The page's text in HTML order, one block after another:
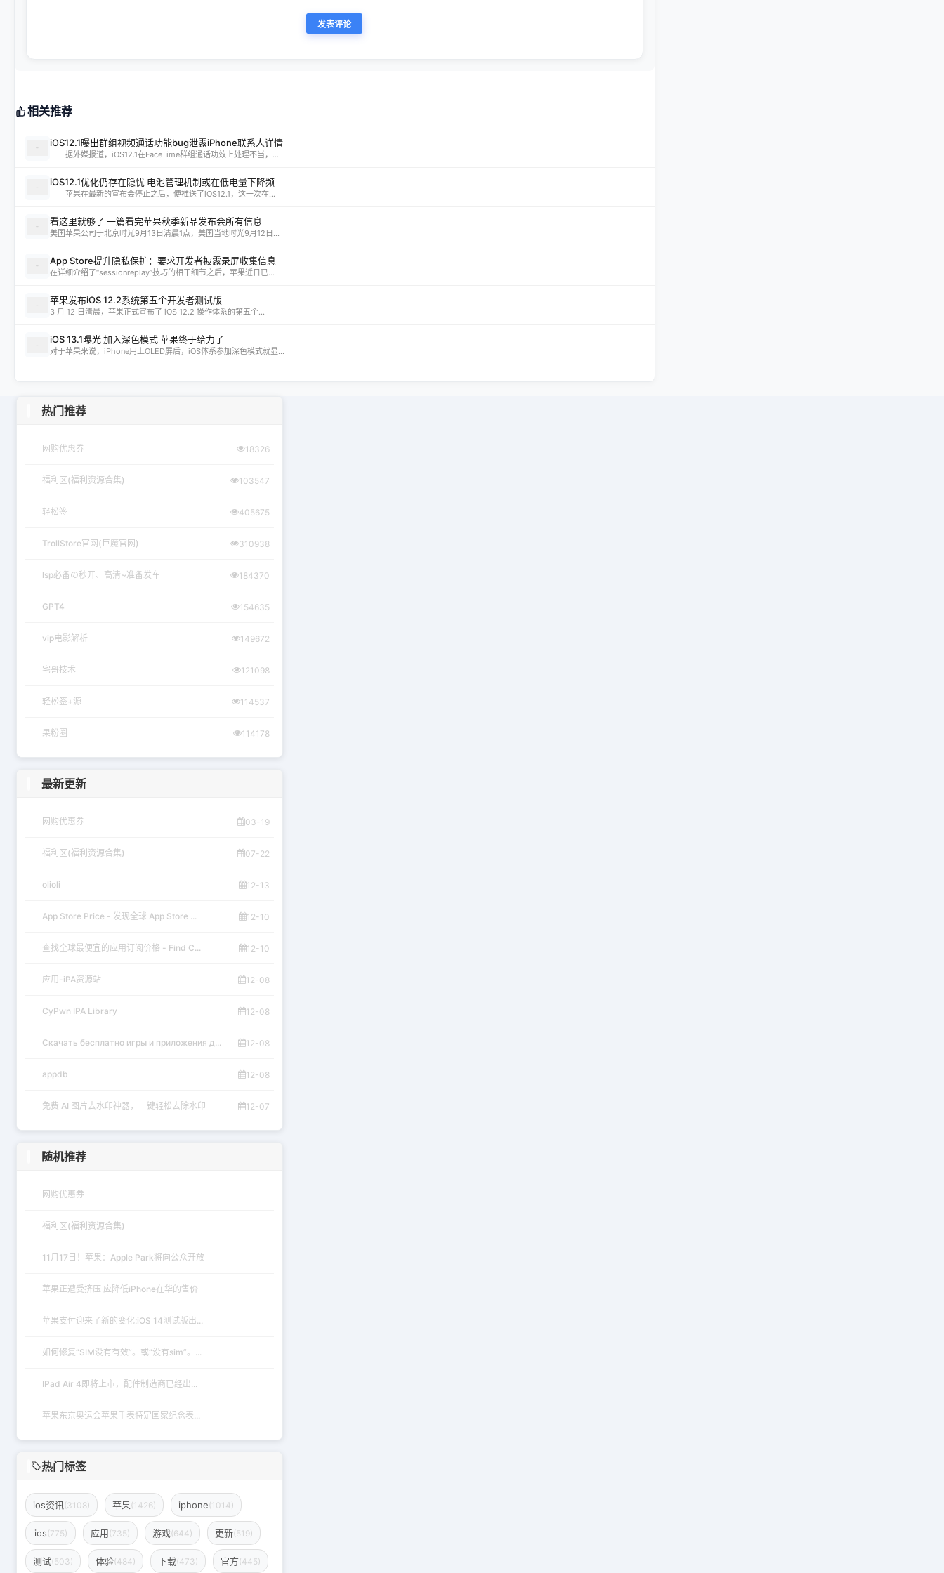
相关推荐
iOS12.1曝出群组视频通话功能bug泄露iPhone联系人详情
据外媒报道，iOS12.1在FaceTime群组通话功效上处理不当，...
iOS12.1优化仍存在隐忧 电池管理机制或在低电量下降频
苹果在最新的宣布会停止之后，便推送了iOS12.1，这一次在...
看这里就够了 一篇看完苹果秋季新品发布会所有信息
美国苹果公司于北京时光9月13日清晨1点，美国当地时光9月12日...
App Store提升隐私保护：要求开发者披露录屏收集信息
在详细介绍了“sessionreplay”技巧的相干细节之后，苹果近日已...
苹果发布iOS 12.2系统第五个开发者测试版
3 月 12 日清晨，苹果正式宣布了 iOS 12.2 操作体系的第五个...
iOS 13.1曝光 加入深色模式 苹果终于给力了
对于苹果来说，iPhone用上OLED屏后，iOS体系参加深色模式就显...
热门推荐
网购优惠券 18326
福利区(福利资源合集) 103547
轻松签 405675
TrollStore官网(巨魔官网) 310938
lsp必备の秒开、高清~准备发车 184370
GPT4 154635
vip电影解析 149672
宅哥技术 121098
轻松签+源 114537
果粉圈 114178
最新更新
网购优惠券 03-19
福利区(福利资源合集) 07-22
olioli 12-13
App Store Price - 发现全球 App Store ... 12-10
查找全球最便宜的应用订阅价格 - Find C... 12-10
应用-iPA资源站 12-08
CyPwn IPA Library 12-08
Скачать бесплатно игры и приложения д... 12-08
appdb 12-08
免费 AI 图片去水印神器，一键轻松去除水印 12-07
随机推荐
网购优惠券
福利区(福利资源合集)
11月17日！苹果：Apple Park将向公众开放
苹果正遭受挤压 应降低iPhone在华的售价
苹果支付迎来了新的变化:iOS 14测试版出...
如何修复“SIM没有有效”。或“没有sim”。...
IPad Air 4即将上市，配件制造商已经出...
苹果东京奥运会苹果手表特定国家纪念表...
热门标签
ios资讯 (3108) 苹果(1426) iphone(1014)
ios(775) 应用(735) 游戏(644) 更新(519)
测试(503) 体验(484) 下载(473) 官方(445)